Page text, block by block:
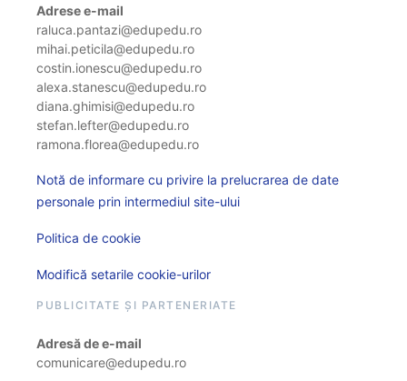
Adrese e-mail
raluca.pantazi@edupedu.ro
mihai.peticila@edupedu.ro
costin.ionescu@edupedu.ro
alexa.stanescu@edupedu.ro
diana.ghimisi@edupedu.ro
stefan.lefter@edupedu.ro
ramona.florea@edupedu.ro
Notă de informare cu privire la prelucrarea de date
personale prin intermediul site-ului
Politica de cookie
Modifică setarile cookie-urilor
PUBLICITATE ȘI PARTENERIATE
Adresă de e-mail
comunicare@edupedu.ro